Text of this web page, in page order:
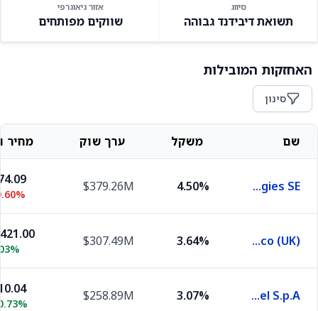
סיווג
תשואת דיבידנד גבוהה
אזור גיאוגרפי
שווקים מפותחים
האחזקות המובילות
סינון
שם משקל ערך שוק מחיר
TotalEnergies SE
4.50%
$379.26M
British American Tobacco (UK)
3.64%
$307.49M
Enel S.p.A.
3.07%
$258.89M